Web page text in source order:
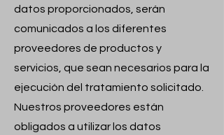
datos proporcionados, serán
comunicados a los diferentes
proveedores de productos y
servicios, que sean necesarios para la
ejecución del tratamiento solicitado.
Nuestros proveedores están
obligados a utilizar los datos